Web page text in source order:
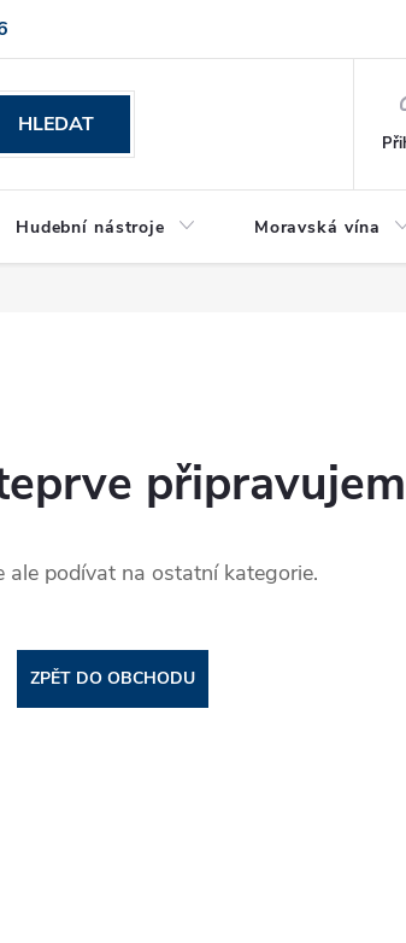
HLEDAT
Hudební nástroje Moravská vína
ale podívat na ostatní kategorie.
ZPĚT DO OBCHODU